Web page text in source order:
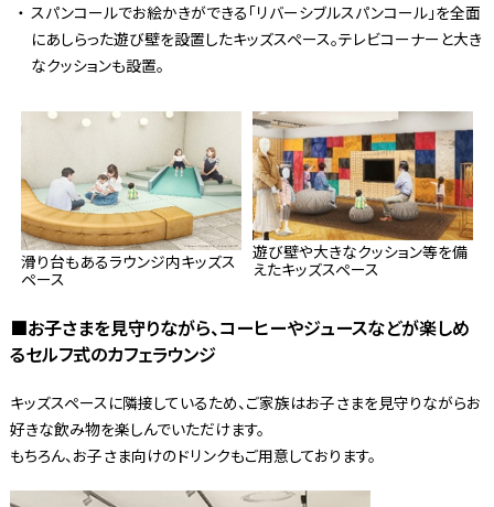
スパンコールでお絵かきができる「リバーシブルスパンコール」を全面
にあしらった遊び壁を設置したキッズスペース。テレビコーナーと大き
なクッションも設置。
滑り台もあるラウンジ内キッズス
ペース
遊び壁や大きなクッション等を備
えたキッズスペース
■お子さまを見守りながら、コーヒーやジュースなどが楽しめ
るセルフ式のカフェラウンジ
キッズスペースに隣接しているため、ご家族はお子さまを見守りながらお
好きな飲み物を楽しんでいただけます。
もちろん、お子さま向けのドリンクもご用意しております。